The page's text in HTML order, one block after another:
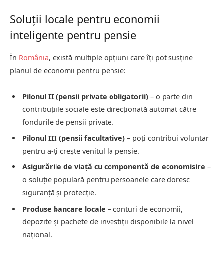
Soluții locale pentru economii
inteligente pentru pensie
În România, există multiple opțiuni care îți pot susține
planul de economii pentru pensie:
Pilonul II (pensii private obligatorii) – o parte din
contribuțiile sociale este direcționată automat către
fondurile de pensii private.
Pilonul III (pensii facultative) – poți contribui voluntar
pentru a-ți crește venitul la pensie.
Asigurările de viață cu componentă de economisire –
o soluție populară pentru persoanele care doresc
siguranță și protecție.
Produse bancare locale – conturi de economii,
depozite și pachete de investiții disponibile la nivel
național.